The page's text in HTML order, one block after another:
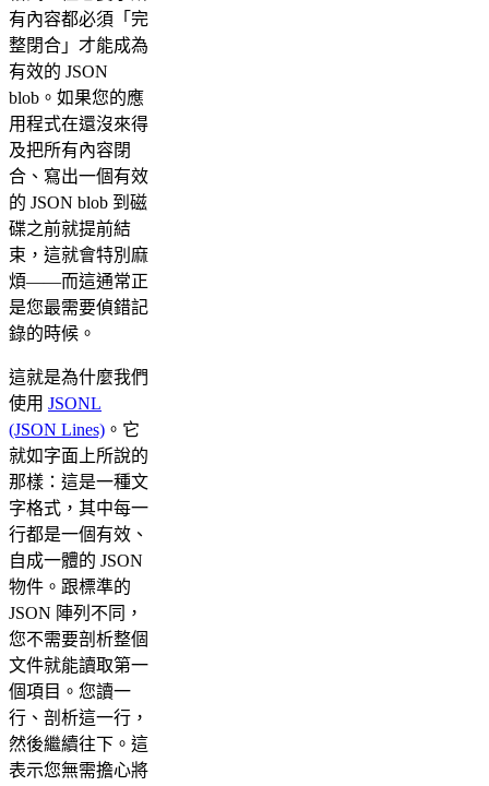
有內容都必須「完
整閉合」才能成為
有效的 JSON
blob。如果您的應
用程式在還沒來得
及把所有內容閉
合、寫出一個有效
的 JSON blob 到磁
碟之前就提前結
束，這就會特別麻
煩——而這通常正
是您最需要偵錯記
錄的時候。
這就是為什麼我們
使用 JSONL
(JSON Lines) 。它
就如字面上所說的
那樣：這是一種文
字格式，其中每一
行都是一個有效、
自成一體的 JSON
物件。跟標準的
JSON 陣列不同，
您不需要剖析整個
文件就能讀取第一
個項目。您讀一
行、剖析這一行，
然後繼續往下。這
表示您無需擔心將